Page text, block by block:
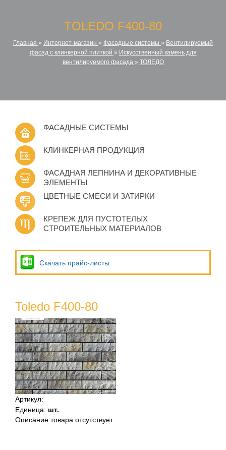
TOLEDO F400-80
Главная » Интернет-магазин » Фасадные системы » Вентилируемый
фасад с клинкерной плиткой » Искусственный камень для
вентилируемого фасада » ТОЛЕДО
ФАСАДНЫЕ СИСТЕМЫ
КЛИНКЕРНАЯ ПРОДУКЦИЯ
ФАСАДНАЯ ЛЕПНИНА И ДЕКОРАТИВНЫЕ
ЭЛЕМЕНТЫ
ЦВЕТНЫЕ СМЕСИ И ЗАТИРКИ
КРЕПЕЖ ДЛЯ ПУСТОТЕЛЫХ
СТРОИТЕЛЬНЫХ МАТЕРИАЛОВ
Скачать прайс-листы
Toledo F400-80
Артикул:
Единица: шт.
Описание товара отсутствует